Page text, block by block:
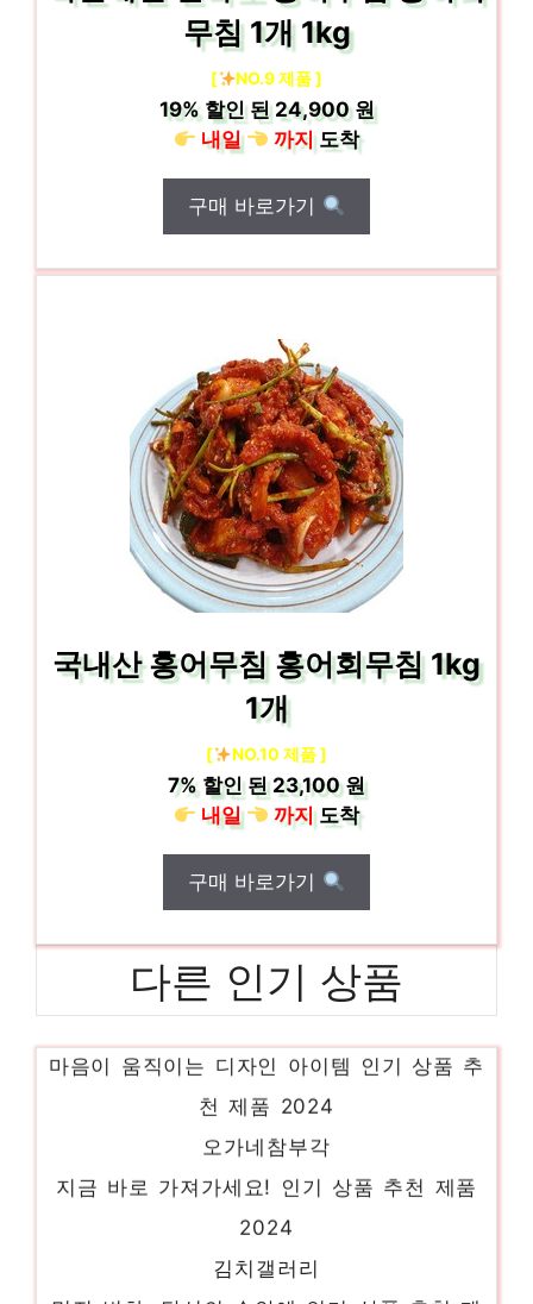
무침 1개 1kg
[ NO.9 제품 ]
19%할인 된24,900 원
내일
까지도착
구매 바로가기
국내산 홍어무침 홍어회무침 1kg
1개
[ NO.10 제품 ]
7%할인 된23,100 원
내일
까지도착
구매 바로가기
다른 인기 상품
노인반찬
마음이 움직이는 디자인 아이템 인기 상품 추
천 제품 2024
오가네참부각
지금 바로 가져가세요! 인기 상품 추천 제품
2024
멋진 변화, 당신의 손안에 인기 상품 추천 제